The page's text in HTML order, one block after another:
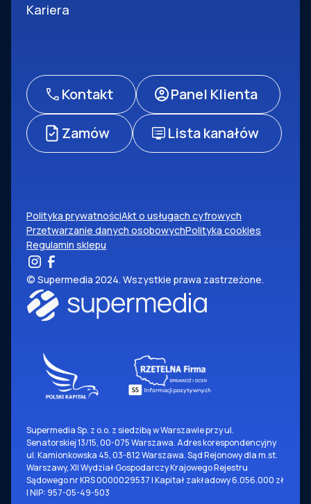
Kariera
Kontakt Panel Klienta
Zamów Lista kanałów
Polityka prywatnościAkt o usługach cyfrowych
Przetwarzanie danych osobowychPolityka cookies
Regulamin sklepu
© Supermedia 2024. Wszystkie prawa zastrzeżone.
Supermedia Sp. z o.o. z siedzibą w Warszawie przy ul.
Senatorskiej 13/15, 00-075 Warszawa. Adres korespondencyjny
ul. Kamionkowska 45, 03-812 Warszawa. Sąd Rejonowy dla m.st.
Warszawy, XII Wydział Gospodarczy Krajowego Rejestru
Sądowego nr KRS 0000029537 | Kapitał zakładowy 6.056.000 zł
| NIP: 957-05-49-503